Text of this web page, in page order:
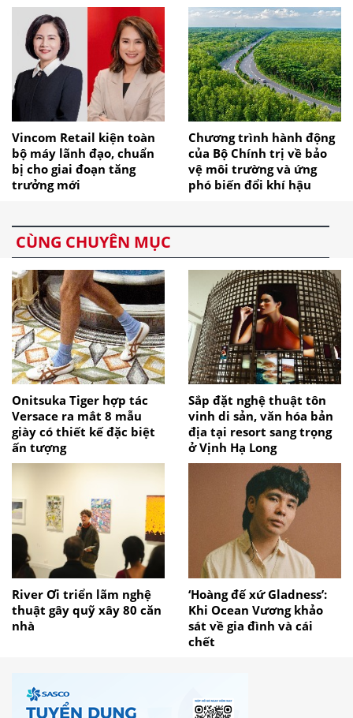
Vincom Retail kiện toàn
bộ máy lãnh đạo, chuẩn
bị cho giai đoạn tăng
trưởng mới
Chương trình hành động
của Bộ Chính trị về bảo
vệ môi trường và ứng
phó biến đổi khí hậu
CÙNG CHUYÊN MỤC
Onitsuka Tiger hợp tác
Versace ra mắt 8 mẫu
giày có thiết kế đặc biệt
ấn tượng
Sắp đặt nghệ thuật tôn
vinh di sản, văn hóa bản
địa tại resort sang trọng
ở Vịnh Hạ Long
River Ơi triển lãm nghệ
thuật gây quỹ xây 80 căn
nhà
‘Hoàng đế xứ Gladness’:
Khi Ocean Vương khảo
sát về gia đình và cái
chết